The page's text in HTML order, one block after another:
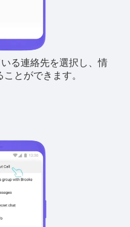
る連絡先を選択し、情
とができます。